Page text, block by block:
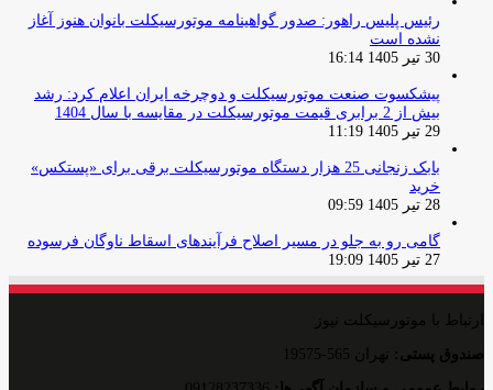
رئیس پلیس راهور: صدور گواهینامه موتورسیکلت بانوان هنوز آغاز
نشده است
30 تیر 1405 16:14
پیشکسوت صنعت موتورسیکلت و دوچرخه ایران اعلام کرد: رشد
بیش از 2 برابری قیمت موتورسیکلت در مقایسه با سال 1404
29 تیر 1405 11:19
بابک زنجانی 25 هزار دستگاه موتورسیکلت برقی برای «پستکس»
خرید
28 تیر 1405 09:59
گامی رو به جلو در مسیر اصلاح فرآیندهای اسقاط ناوگان فرسوده
27 تیر 1405 19:09
ارتباط با موتورسیکلت نیوز
صندوق پستی: تهران 565-19575